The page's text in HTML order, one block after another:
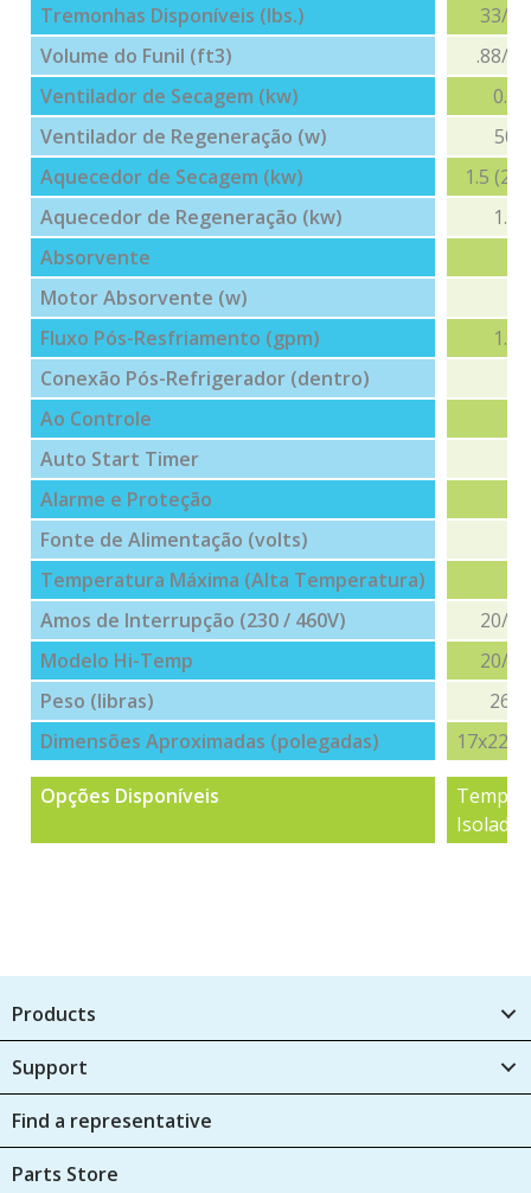
Tremonhas Disponíveis (lbs.)
33/35
Volume do Funil (ft3)
.88/
Ventilador de Secagem (kw)
0.5
Ventilador de Regeneração (w)
50
Aquecedor de Secagem (kw)
1.5
Aquecedor de Regeneração (kw)
1.5
Absorvente
Motor Absorvente (w)
Fluxo Pós-Resfriamento (gpm)
1.5
Conexão Pós-Refrigerador (dentro)
Ao Controle
Auto Start Timer
Alarme e Proteção
Fonte de Alimentação (volts)
Temperatura Máxima (Alta Temperatura)
Amos de Interrupção (230 / 460V)
20/16
Modelo Hi-Temp
20/16
Peso (libras)
264
Dimensões Aproximadas (polegadas)
Opções Disponíveis
Isolado
Products
Support
Find a representative
Parts Store